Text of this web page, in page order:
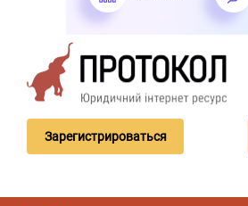
Зарегистрироваться